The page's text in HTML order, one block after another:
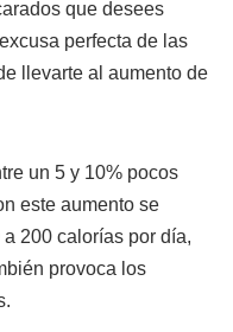
que desees
perfecta de las
llevarte al aumento de
un 5 y 10% pocos
este aumento se
200 calorías por día,
provoca los